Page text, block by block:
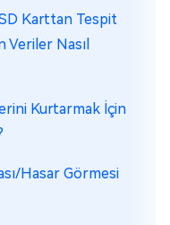
Karttan Tespit
Veriler Nasıl
Kurtarmak İçin
Hasar Görmesi